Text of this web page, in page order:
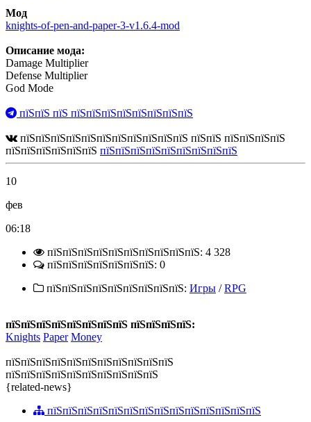
Мод
knights-of-pen-and-paper-3-v1.6.4-mod
Описание мода:
Damage Multiplier
Defense Multiplier
God Mode
пїЅпїЅ пїЅ пїЅпїЅпїЅпїЅпїЅпїЅпїЅпїЅ
пїЅпїЅпїЅпїЅпїЅпїЅпїЅпїЅпїЅпїЅпїЅ пїЅпїЅ пїЅпїЅпїЅпїЅ
пїЅпїЅпїЅпїЅпїЅпїЅ пїЅпїЅпїЅпїЅпїЅпїЅпїЅпїЅпїЅ
10
фев
06:18
пїЅпїЅпїЅпїЅпїЅпїЅпїЅпїЅпїЅпїЅ: 4 328
пїЅпїЅпїЅпїЅпїЅпїЅпїЅ: 0
пїЅпїЅпїЅпїЅпїЅпїЅпїЅпїЅпїЅ: Игры /RPG
пїЅпїЅпїЅпїЅпїЅпїЅпїЅпїЅ пїЅпїЅпїЅпїЅ:
Knights Paper Money
пїЅпїЅпїЅпїЅпїЅпїЅпїЅпїЅпїЅпїЅпїЅ
пїЅпїЅпїЅпїЅпїЅпїЅпїЅпїЅпїЅпїЅ
{related-news}
пїЅпїЅпїЅпїЅпїЅпїЅпїЅпїЅпїЅпїЅпїЅпїЅпїЅпїЅ